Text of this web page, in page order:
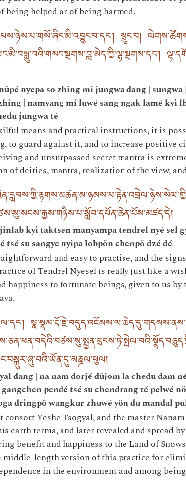
being helped or of being harmed.
སྲུང་བ།
nyepa so zhing mi jungwa dang |
| namyang mi luwé sang ngak lamé kyi
jungwa té
means and practical instructions, it is
to guard against it, and to increase positive
and unsurpassed secret mantra is
of deities, mantra, realization of the view,
kyi taktsen manyampa tendrel nyé sel
tsé su sangye nyipa lobpön chenpö dzé dé
and easy to practise, and the
of Tendrel Nyesel is really just like a
happiness to fortunate beings, given to us by
dang | na nam dorjé düjom la chedu dam
pendé tsé su chendrang té pelwé
dringpö wangkur zhuwé yön du mandal
consort Yeshe Tsogyal, and the master
earth terma, and later revealed and spread
benefit and happiness to the Land of
middle-length version of this practice for
in the environment and among